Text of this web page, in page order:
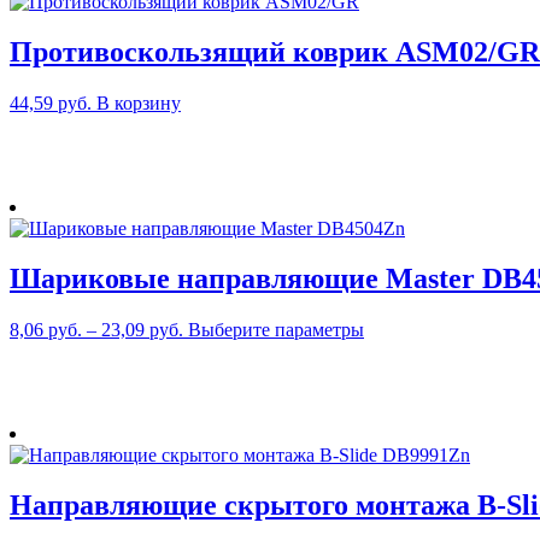
Противоскользящий коврик ASM02/GR
44,59 руб. В корзину
Шариковые направляющие Master
8,06 руб. – 23,09 руб. Выберите параметрыЭтот
можно
на
странице
Направляющие скрытого монтажа В-